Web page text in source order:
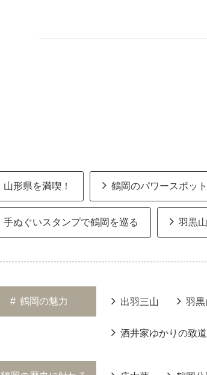
山形県を満喫！ 鶴岡のパワースポッ
手ぬぐいスタンプで鶴岡を巡る 羽黒
# 鶴岡の魅力 出羽三山 羽黒
酒井家ゆかりの致